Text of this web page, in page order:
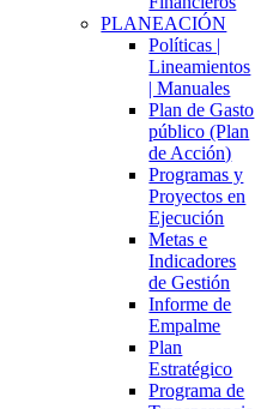
PLANEACIÓN
Políticas |
Lineamientos
| Manuales
Plan de Gasto
público (Plan
de Acción)
Programas y
Proyectos en
Ejecución
Metas e
Indicadores
de Gestión
Informe de
Empalme
Plan
Estratégico
Programa de